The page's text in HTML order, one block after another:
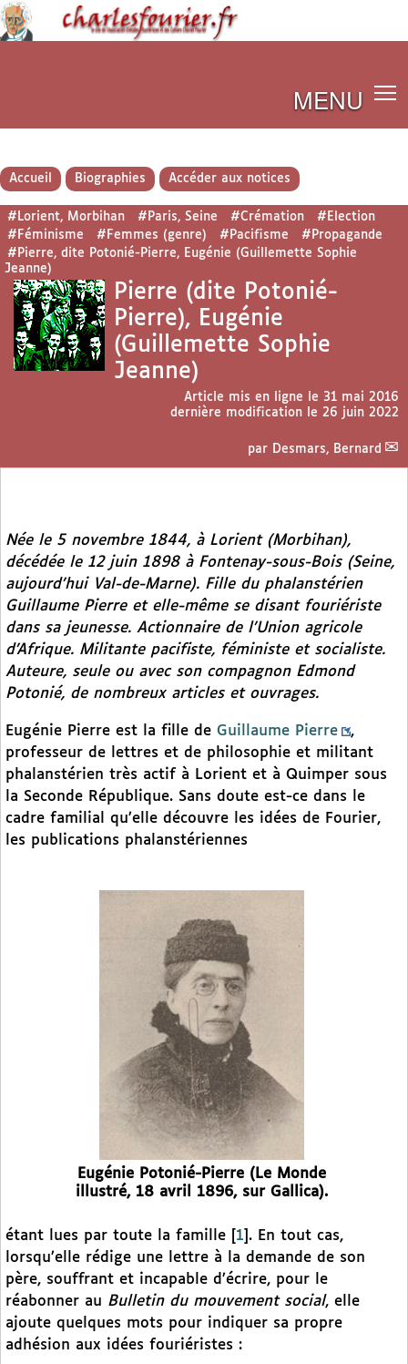
MENU
Accueil Biographies Accéder aux notices
#Lorient, Morbihan #Paris, Seine #Crémation
#Election
#Féminisme
#Femmes (genre) #Pacifisme
#Propagande
#Pierre, dite Potonié-Pierre, Eugénie (Guillemette Sophie
Jeanne)
Pierre (dite Potonié-
Pierre), Eugénie
(Guillemette Sophie
Jeanne)
Article mis en ligne le 31 mai 2016
dernière modification le 26 juin 2022
par Desmars, Bernard
Née le 5 novembre 1844, à Lorient (Morbihan),
décédée le 12 juin 1898 à Fontenay-sous-Bois (Seine,
aujourd’hui Val-de-Marne). Fille du phalanstérien
Guillaume Pierre et elle-même se disant fouriériste
dans sa jeunesse. Actionnaire de l’Union agricole
d’Afrique. Militante pacifiste, féministe et socialiste.
Auteure, seule ou avec son compagnon Edmond
Potonié, de nombreux articles et ouvrages.
Eugénie Pierre est la fille de Guillaume Pierre
,
professeur de lettres et de philosophie et militant
phalanstérien très actif à Lorient et à Quimper sous
la Seconde République. Sans doute est-ce dans le
cadre familial qu’elle découvre les idées de Fourier,
les publications phalanstériennes
Eugénie Potonié-Pierre (Le Monde
illustré, 18 avril 1896, sur Gallica).
étant lues par toute la famille 1 . En tout cas,
lorsqu’elle rédige une lettre à la demande de son
père, souffrant et incapable d’écrire, pour le
réabonner au Bulletin du mouvement social, elle
ajoute quelques mots pour indiquer sa propre
adhésion aux idées fouriéristes :